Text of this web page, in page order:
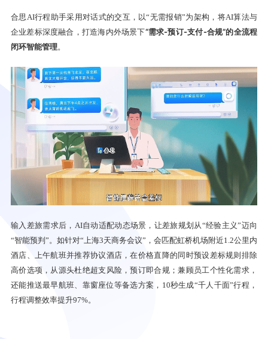
合思AI行程助手采用对话式的交互，以“无需报销”为架构，将AI算法与
企业差标深度融合，打造海内外场景下“需求-预订-支付-合规”的全流程
闭环智能管理。
输入差旅需求后，AI自动适配动态场景，让差旅规划从“经验主义”迈向
“智能预判”。如针对“上海3天商务会议”，会匹配虹桥机场附近1.2公里内
酒店、上午航班并推荐协议酒店，在价格直降的同时预设差标规则排除
高价选项，从源头杜绝超支风险，预订即合规；兼顾员工个性化需求，
还能推送最早航班、靠窗座位等备选方案，10秒生成“千人千面”行程，
行程调整效率提升97%。